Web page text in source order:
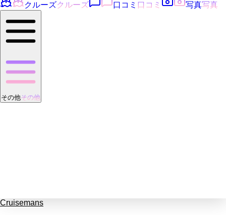
クルーズクルーズ 口コミ 口コミ 写真写真
その他その他
Cruisemans